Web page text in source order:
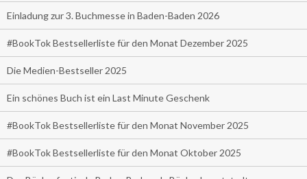
Einladung zur 3. Buchmesse in Baden-Baden 2026
#BookTok Bestsellerliste für den Monat Dezember 2025
Die Medien-Bestseller 2025
Ein schönes Buch ist ein Last Minute Geschenk
#BookTok Bestsellerliste für den Monat November 2025
#BookTok Bestsellerliste für den Monat Oktober 2025